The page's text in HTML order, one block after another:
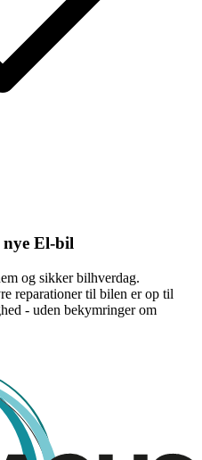
El-bil
og sikker bilhverdag.
reparationer til bilen er op til
- uden bekymringer om